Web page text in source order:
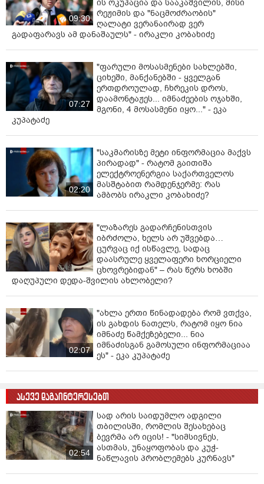
09:30
ის ოკუპაცია და სააკაშვილის, მისი
რეჟიმის და "ნაცმოძრაობის"
ღალატი ვერანაირად ვერ
გადაფარავს ამ დანაშაულს" - ირაკლი კობახიძე
07:27
"ფარული მოსასმენები სახლებში,
ციხეში, მანქანებში - ყველგან
ერთდროულად, ჩხრეკის დროს,
დაამონტაჟეს... იმნაძეების ოჯახში,
მგონი, 4 მოსასმენი იყო..." - ეკა
კუპატაძე
02:20
"საკმარისზე მეტი ინფორმაცია მაქვს
პირადად" - რატომ გაითიშა
ელექტროენერგია საქართველოს
მასშტაბით რამდენჯერმე: რას
ამბობს ირაკლი კობახიძე?
"ლაზარეს გადარჩენისთვის
იბრძოლა, ხელს არ უშვებდა…
ცურვაც იქ ისწავლე, სადაც
დაასრულე ყველაფერი ხორციელი
ცხოვრებიდან" – რას წერს ხობში
დაღუპული დედა-შვილის ახლობელი?
02:07
"ახლა ერთი წინადადება რომ ვთქვა,
ის გახდის ნათელს, რატომ იყო ნია
იმნაძე წამქეზებელი... ნია
იმნაძისგან გამოსული ინფორმაციაა
ეს" - ეკა კუპატაძე
ასევე დაგაინტერესებთ
02:54
სად არის საიდუმლო ადგილი
თბილისში, რომლის შესახებაც
ბევრმა არ იცის! - "სიმსივნეს,
ასთმას, უნაყოფობას და კუჭ-
ნაწლავის პრობლემებს კურნავს"